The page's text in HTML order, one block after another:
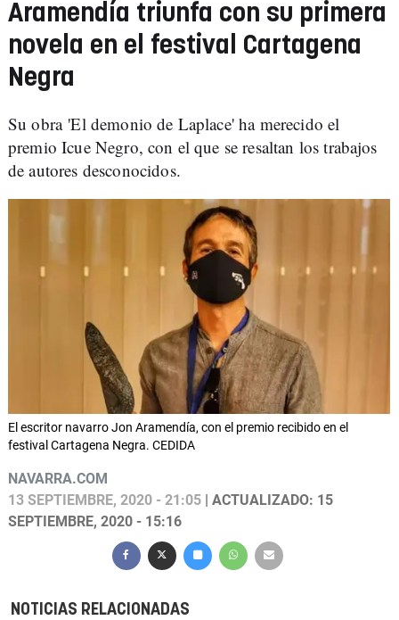
Aramendía triunfa con su primera
novela en el festival Cartagena
Negra
Su obra 'El demonio de Laplace' ha merecido el
premio Icue Negro, con el que se resaltan los trabajos
de autores desconocidos.
El escritor navarro Jon Aramendía, con el premio recibido en el
festival Cartagena Negra. CEDIDA
NAVARRA.COM
13 SEPTIEMBRE, 2020 - 21:05 | ACTUALIZADO: 15
SEPTIEMBRE, 2020 - 15:16
NOTICIAS RELACIONADAS